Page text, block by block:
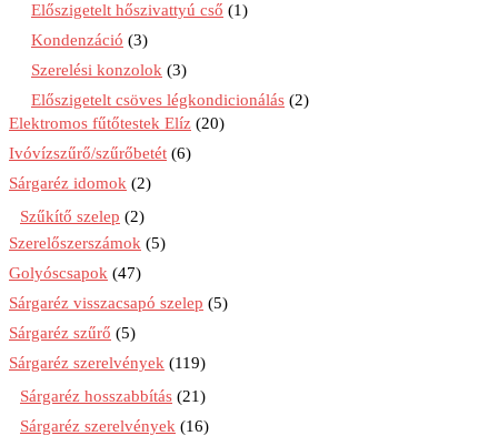
Előszigetelt hőszivattyú cső (1)
Kondenzáció (3)
Szerelési konzolok (3)
Előszigetelt csöves légkondicionálás (2)
Elektromos fűtőtestek Elíz (20)
Ivóvízszűrő/szűrőbetét (6)
Sárgaréz idomok (2)
Szűkítő szelep (2)
Szerelőszerszámok (5)
Golyóscsapok (47)
Sárgaréz visszacsapó szelep (5)
Sárgaréz szűrő (5)
Sárgaréz szerelvények (119)
Sárgaréz hosszabbítás (21)
Sárgaréz szerelvények (16)